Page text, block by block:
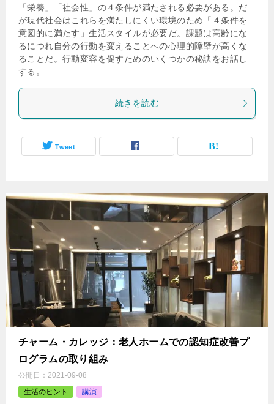
「栄養」「社会性」の４条件が満たされる必要がある。だ
が現代社会はこれらを満たしにくい環境のため「４条件を
意図的に満たす」生活スタイルが必要だ。課題は高齢にな
るにつれ自分の行動を変えることへの心理的障壁が高くな
ることだ。行動変容を促すためのいくつかの秘訣をお話し
する。
続きを読む
Tweet
チャーム・カレッジ：老人ホームでの認知症改善プ
ログラムの取り組み
公開日： 2021-09-08
生活のヒント
講演